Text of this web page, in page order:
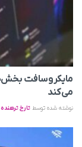
می‌کند
نوشته شده توسط تارخ ترهنده